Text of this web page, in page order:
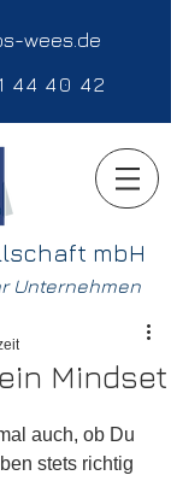
wees.de
44 40 42
mbH
Unternehmen
Mindset
bewertet.
auch, ob Du
stets richtig